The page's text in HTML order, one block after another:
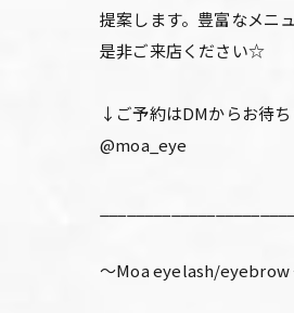
提案します。豊富なメニ
是非ご来店ください☆
↓ご予約はDMからお待
@moa_eye
〜Moa eyelash/eyebrow